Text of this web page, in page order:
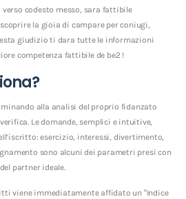
codesto messo, sara fattibile
la gioia di campare per coniugi,
giudizio ti dara tutte le informazioni
competenza fattibile de be2 !
alla analisi del proprio fidanzato
Le domande, semplici e intuitive,
esercizio, interessi, divertimento,
sono alcuni dei parametri presi con
partner ideale.
viene immediatamente affidato un “Indice